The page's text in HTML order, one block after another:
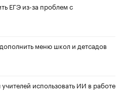
ЕГЭ из-за проблем с
меню школ и детсадов
использовать ИИ в работе